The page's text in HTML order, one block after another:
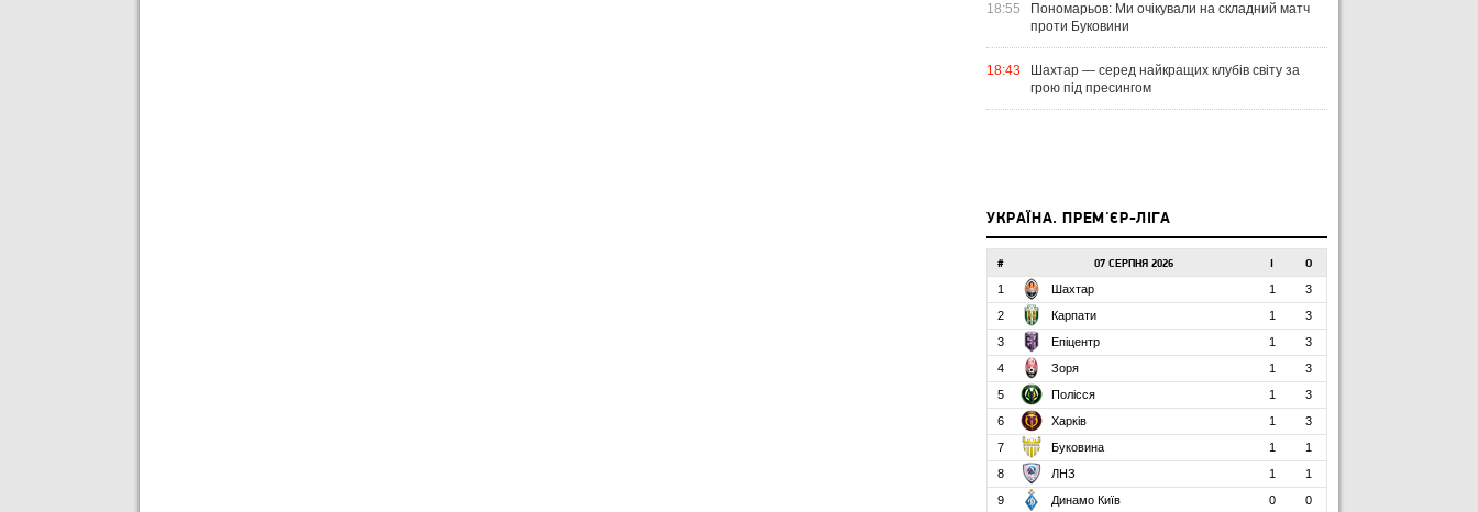
18:55
Пономарьов: Ми очікували на складний матч
проти Буковини
18:43
Шахтар — серед найкращих клубів світу за
грою під пресингом
УКРАЇНА. ПРЕМ'ЄР-ЛІГА
# 07 СЕРПНЯ 2026 О
1 Шахтар 1
3
2
Карпати 1
3
3
Епіцентр 1
3
4
Зоря 1
3
5
Полісся 1
3
6
Харків 1
3
7
Буковина 1
1
8
ЛНЗ 1
1
9
Динамо Київ 0
0